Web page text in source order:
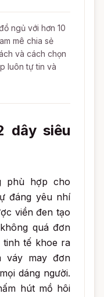
ngủ với hơn 10
mê chia sẻ
và cách chọn
luôn tự tin và
dây siêu
phù hợp cho
đáng yêu nhí
viền đen tạo
quá đơn
tinh tế khoe ra
váy may đơn
dáng người.
hút mồ hôi